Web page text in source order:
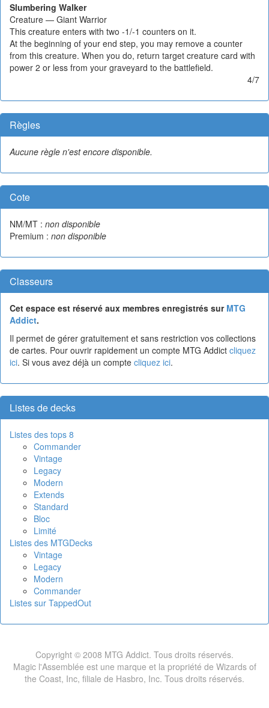
Slumbering Walker
Creature — Giant Warrior
This creature enters with two -1/-1 counters on it.
At the beginning of your end step, you may remove a counter
from this creature. When you do, return target creature card with
power 2 or less from your graveyard to the battlefield.
4/7
Règles
Aucune règle n'est encore disponible.
Cote
NM/MT : non disponible
Premium : non disponible
Classeurs
Cet espace est réservé aux membres enregistrés sur MTG
Addict.
Il permet de gérer gratuitement et sans restriction vos collections
de cartes. Pour ouvrir rapidement un compte MTG Addict cliquez
ici. Si vous avez déjà un compte cliquez ici.
Listes de decks
Listes des tops 8
Commander
Vintage
Legacy
Modern
Extends
Standard
Bloc
Limité
Listes des MTGDecks
Vintage
Legacy
Modern
Commander
Listes sur TappedOut
Copyright © 2008 MTG Addict. Tous droits réservés.
Magic l'Assemblée est une marque et la propriété de Wizards of
the Coast, Inc, filiale de Hasbro, Inc. Tous droits réservés.